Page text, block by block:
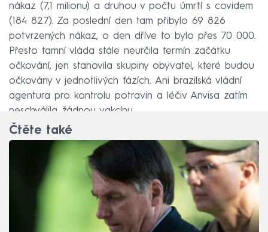
nákaz (7,1 milionu) a druhou v počtu úmrtí s covidem
(184 827). Za poslední den tam přibylo 69 826
potvrzených nákaz, o den dříve to bylo přes 70 000.
Přesto tamní vláda stále neurčila termín začátku
očkování, jen stanovila skupiny obyvatel, které budou
očkovány v jednotlivých fázích. Ani brazilská vládní
agentura pro kontrolu potravin a léčiv Anvisa zatím
neschválila žádnou vakcínu.
Čtěte také